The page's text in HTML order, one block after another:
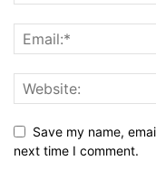
Save my name,
next time I comment.